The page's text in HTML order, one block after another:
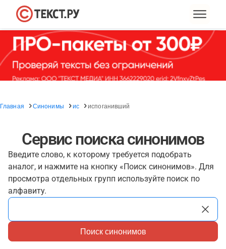
Главная Синонимы ис испоганивший
Сервис поиска синонимов
Введите слово, к которому требуется подобрать
аналог, и нажмите на кнопку «Поиск синонимов». Для
просмотра отдельных групп используйте поиск по
алфавиту.
Поиск синонимов